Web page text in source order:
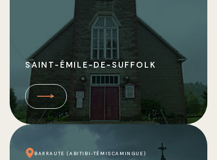
SAINT-ÉMILE-DE-SUFFOLK
BARRAUTE (ABITIBI-TÉMISCAMINGUE)